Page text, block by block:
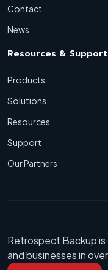
Contact
News
Resources & Support
Products
Solutions
Resources
Support
Our Partners
Retrospect Backup
and businesses in